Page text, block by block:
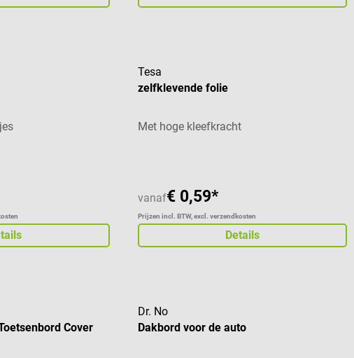
Tesa
zelfklevende folie
Met hoge kleefkracht
vanaf€ 0,59*
Prijzen incl. BTW, excl. verzendkosten
Details
Cover
Dr. No
Dakbord voor de auto